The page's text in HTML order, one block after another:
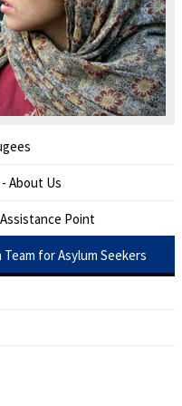
About Us
Point
for Asylum Seekers